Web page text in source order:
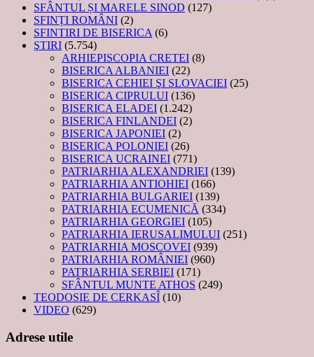
SFÂNTUL ȘI MARELE SINOD (127)
SFINȚI ROMÂNI (2)
SFINTIRI DE BISERICA (6)
ŞTIRI (5.754)
ARHIEPISCOPIA CRETEI (8)
BISERICA ALBANIEI (22)
BISERICA CEHIEI ŞI SLOVACIEI (25)
BISERICA CIPRULUI (136)
BISERICA ELADEI (1.242)
BISERICA FINLANDEI (2)
BISERICA JAPONIEI (2)
BISERICA POLONIEI (26)
BISERICA UCRAINEI (771)
PATRIARHIA ALEXANDRIEI (139)
PATRIARHIA ANTIOHIEI (166)
PATRIARHIA BULGARIEI (139)
PATRIARHIA ECUMENICĂ (334)
PATRIARHIA GEORGIEI (105)
PATRIARHIA IERUSALIMULUI (251)
PATRIARHIA MOSCOVEI (939)
PATRIARHIA ROMÂNIEI (960)
PATRIARHIA SERBIEI (171)
SFÂNTUL MUNTE ATHOS (249)
TEODOSIE DE CERKASÎ (10)
VIDEO (629)
Adrese utile